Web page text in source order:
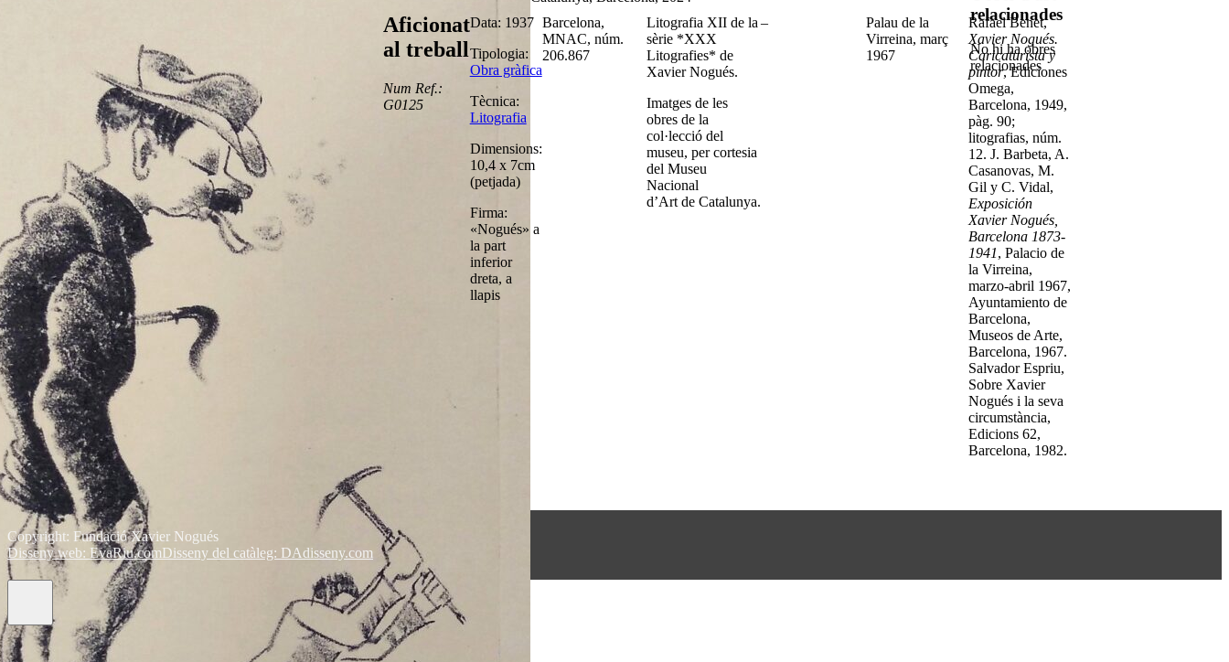
Aficionat
al treball
Num Ref.:
G0125
Data: 1937
Tipologia:
Obra gràfica
Tècnica:
Litografia
Dimensions:
10,4 x 7cm
(petjada)
Firma:
«Nogués» a
la part
inferior
dreta, a
llapis
Barcelona,
MNAC, núm.
206.867
Litografia XII de la
sèrie *XXX
Litografies* de
Xavier Nogués.
Imatges de les
obres de la
col·lecció del
museu, per cortesia
del Museu
Nacional
d’Art de Catalunya.
–
Palau de la
Virreina, març
1967
Rafael Benet,
Xavier Nogués.
Caricaturista y
pintor, Ediciones
Omega,
Barcelona, 1949,
pàg. 90;
litografias, núm.
12. J. Barbeta, A.
Casanovas, M.
Gil y C. Vidal,
Exposición
Xavier Nogués,
Barcelona 1873-
1941, Palacio de
la Virreina,
marzo-abril 1967,
Ayuntamiento de
Barcelona,
Museos de Arte,
Barcelona, 1967.
Salvador Espriu,
Sobre Xavier
Nogués i la seva
circumstància,
Edicions 62,
Barcelona, 1982.
relacionades
No hi ha obres
relacionades
Copyright: Fundació Xavier Nogués
Disseny web: EvaRiu.comDisseny del catàleg: DAdisseny.com